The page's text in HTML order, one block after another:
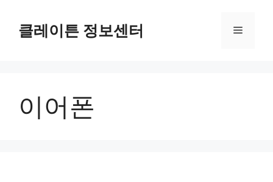
클레이튼 정보센터 메
이어폰